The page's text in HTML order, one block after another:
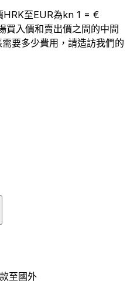
HRK至EUR為kn 1 = €
買入價和賣出價之間的中間
要多少費用，請造訪我們的
至國外